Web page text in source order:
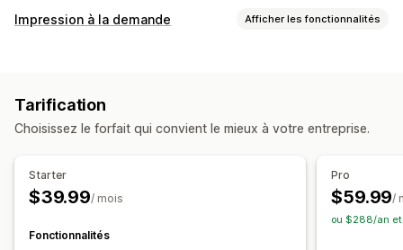
Les produits que vous pouvez vendre
Produits pour bébés
Allemagne
Belgique
Canada Chine Corée du Sud
France
Pologne
Portugal Royaume-Uni
Impression à la demande Afficher les fonctionnalités
Générateur de maquette
Personnalisation
Sacs
Vêtements
Chaussures
Bijoux
Produits pour animaux
Tarification
Choisissez le forfait qui convient le mieux à votre entreprise.
Starter
$39.99/ mois
Fonctionnalités
Pro
$59.99/
ou $288/an